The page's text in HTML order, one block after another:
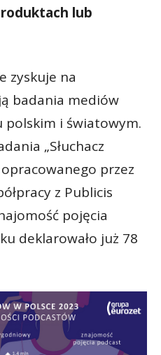
lub
zyskuje na
badania mediów
i światowym.
„Słuchacz
przez
z Publicis
pojęcia
deklarowało już 78